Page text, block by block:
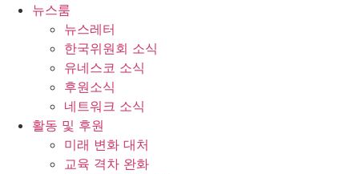
뉴스룸
뉴스레터
한국위원회 소식
유네스코 소식
후원소식
네트워크 소식
활동 및 후원
미래 변화 대처
교육 격차 완화